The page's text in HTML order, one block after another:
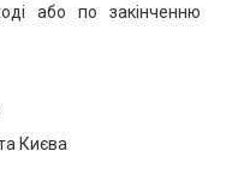
або по закінченню
Києва